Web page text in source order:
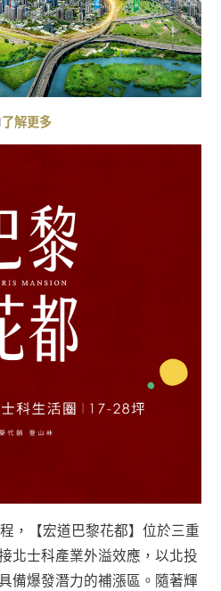
了解更多
，【宏道巴黎花都】位於三重
北士科產業外溢效應，以北投
備爆發潛力的補漲區。隨著輝